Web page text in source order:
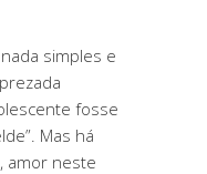
simples e
fosse
Mas há
amor neste